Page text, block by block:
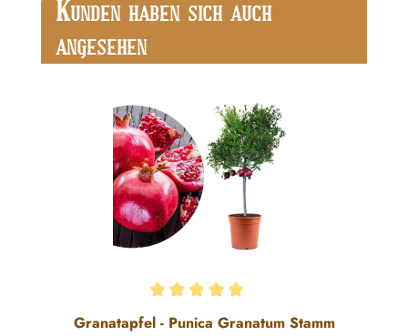
KUNDEN HABEN SICH AUCH
ANGESEHEN
Durchschnittliche Bewertung von 5 von 5 Sternen
Granatapfel - Punica Granatum Stamm